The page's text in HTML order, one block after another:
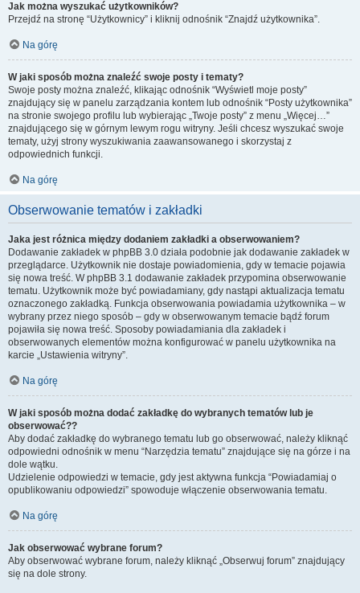
Jak można wyszukać użytkowników?
Przejdź na stronę “Użytkownicy” i kliknij odnośnik “Znajdź użytkownika”.
Na górę
W jaki sposób można znaleźć swoje posty i tematy?
Swoje posty można znaleźć, klikając odnośnik “Wyświetl moje posty”
znajdujący się w panelu zarządzania kontem lub odnośnik “Posty użytkownika”
na stronie swojego profilu lub wybierając „Twoje posty” z menu „Więcej…”
znajdującego się w górnym lewym rogu witryny. Jeśli chcesz wyszukać swoje
tematy, użyj strony wyszukiwania zaawansowanego i skorzystaj z
odpowiednich funkcji.
Na górę
Obserwowanie tematów i zakładki
Jaka jest różnica między dodaniem zakładki a obserwowaniem?
Dodawanie zakładek w phpBB 3.0 działa podobnie jak dodawanie zakładek w
przeglądarce. Użytkownik nie dostaje powiadomienia, gdy w temacie pojawia
się nowa treść. W phpBB 3.1 dodawanie zakładek przypomina obserwowanie
tematu. Użytkownik może być powiadamiany, gdy nastąpi aktualizacja tematu
oznaczonego zakładką. Funkcja obserwowania powiadamia użytkownika – w
wybrany przez niego sposób – gdy w obserwowanym temacie bądź forum
pojawiła się nowa treść. Sposoby powiadamiania dla zakładek i
obserwowanych elementów można konfigurować w panelu użytkownika na
karcie „Ustawienia witryny”.
Na górę
W jaki sposób można dodać zakładkę do wybranych tematów lub je
obserwować??
Aby dodać zakładkę do wybranego tematu lub go obserwować, należy kliknąć
odpowiedni odnośnik w menu “Narzędzia tematu” znajdujące się na górze i na
dole wątku.
Udzielenie odpowiedzi w temacie, gdy jest aktywna funkcja “Powiadamiaj o
opublikowaniu odpowiedzi” spowoduje włączenie obserwowania tematu.
Na górę
Jak obserwować wybrane forum?
Aby obserwować wybrane forum, należy kliknąć „Obserwuj forum” znajdujący
się na dole strony.